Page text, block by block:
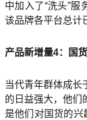
中加入了“洗头”服
该品牌各平台总计
产品新增量4：国
当代青年群体成长
的日益强大，他们
是他们对国货的兴